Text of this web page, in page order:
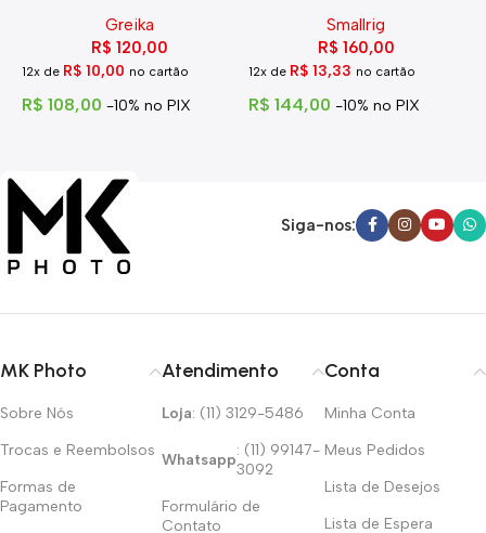
Greika
R$ 120,00
12x de R$ 10,00 no cartão
R$ 108,00 -10% no PIX
Smallrig
R$ 160,00
12x de R$13,33 no cartão
R$ 144,00 -10% no PIX
Siga-nos:
MK Photo
Sobre Nós
Trocas e Reembolsos
Formas de
Pagamento
Atendimento
Loja: (11) 3129-5486
Whatsapp
: (11) 99147-
3092
Formulário de
Contato
Conta
Minha Conta
Meus Pedidos
Lista de Desejos
Lista de Espera